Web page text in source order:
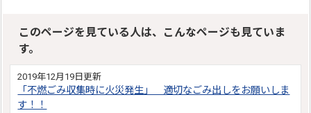
このページを見ている人は、こんなページも見ていま
す。
2019年12月19日更新
「不燃ごみ収集時に火災発生」 適切なごみ出しをお願いしま
す！！